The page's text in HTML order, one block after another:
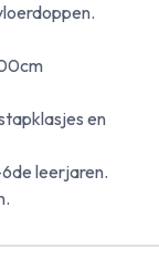
en
leerjaren.